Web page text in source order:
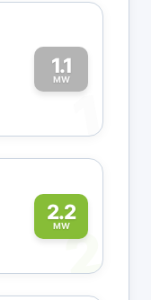
1.1
MW
1
2.2
MW2